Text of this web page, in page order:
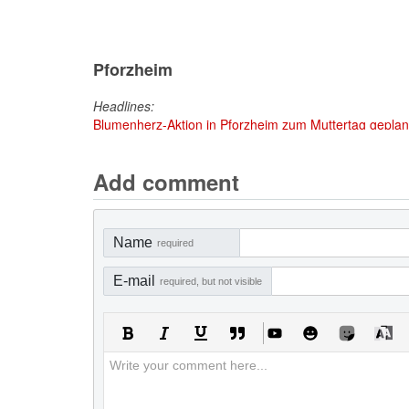
Pforzheim
Headlines:
Blumenherz-Aktion in Pforzheim zum Muttertag
Add comment
Name required
E-mail required, but not visible